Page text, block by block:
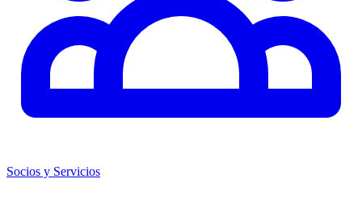
Socios y Servicios